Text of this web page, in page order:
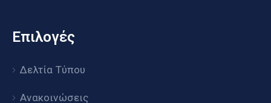
Επιλογές
Δελτία Τύπου
Ανακοινώσεις